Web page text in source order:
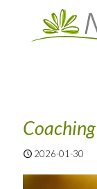
2026-01-30